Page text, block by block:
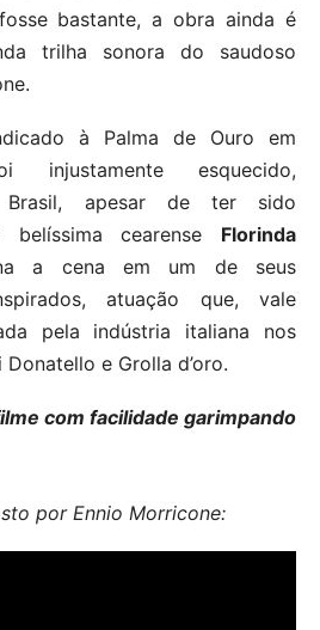
bastante, a obra ainda é
trilha sonora do saudoso
à Palma de Ouro em
injustamente esquecido,
Brasil, apesar de ter sido
belíssima cearense Florinda
a cena em um de seus
atuação que, vale
pela indústria italiana nos
e Grolla d’oro.
com facilidade garimpando
por Ennio Morricone: